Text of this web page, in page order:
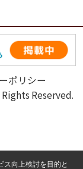
ポリシー
Reserved.
ス向上検討を目的と